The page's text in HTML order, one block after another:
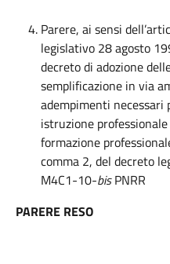
Parere, ai sensi
legislativo 28 agosto
decreto di adozione
semplificazione in via
adempimenti necessari
istruzione
formazione
comma 2, del decreto
M4C1-10-bisPNRR
PARERE RESO